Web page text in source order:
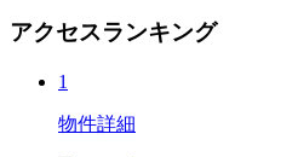
アクセスランキング
1
物件詳細